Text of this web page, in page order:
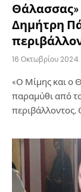
Θάλασσας»
Δημήτρη
16 Οκτωβρίου 2024
«Ο Μίμης και ο
παραμύθι από
περιβάλλοντος.